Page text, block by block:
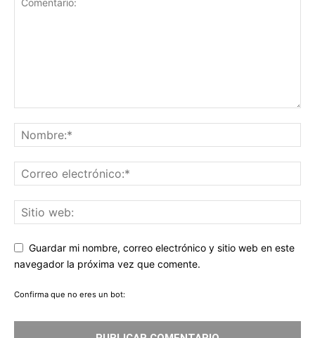
Guardar mi nombre, correo electrónico y sitio web en este
navegador la próxima vez que comente.
Confirma que no eres un bot: